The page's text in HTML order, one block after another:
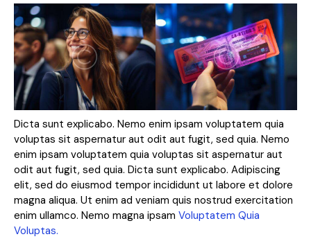
Dicta sunt explicabo. Nemo enim ipsam voluptatem quia
voluptas sit aspernatur aut odit aut fugit, sed quia. Nemo
enim ipsam voluptatem quia voluptas sit aspernatur aut
odit aut fugit, sed quia. Dicta sunt explicabo. Adipiscing
elit, sed do eiusmod tempor incididunt ut labore et dolore
magna aliqua. Ut enim ad veniam quis nostrud exercitation
enim ullamco. Nemo magna ipsam Voluptatem Quia
Voluptas.